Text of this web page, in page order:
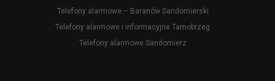
Telefony alarmowe – Baranów Sandomierski
Telefony alarmowe i informacyjne Tarnobrzeg
Telefony alarmowe Sandomierz